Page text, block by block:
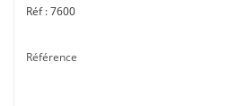
7600
Référence